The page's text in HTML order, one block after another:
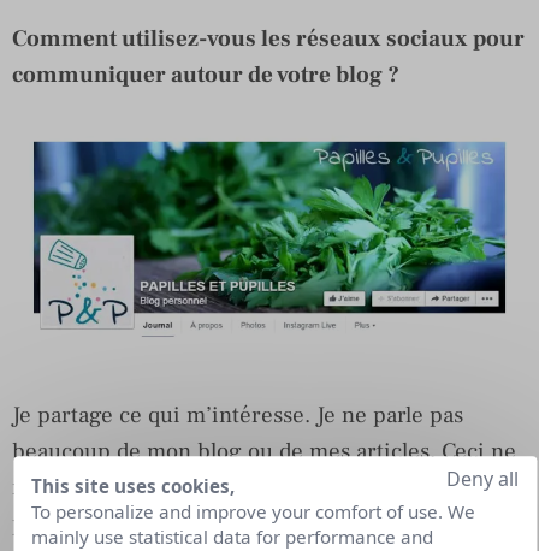
Comment utilisez-vous les réseaux sociaux pour
communiquer autour de votre blog ?
Je partage ce qui m’intéresse. Je ne parle pas
beaucoup de mon blog ou de mes articles. Ceci ne
représente qu’un faible pourcentage. Par contre je
publie beaucoup d’informations dans les domaines
This site uses cookies,
To personalize and improve your comfort of use. We
mainly use statistical data for performance and
Deny all